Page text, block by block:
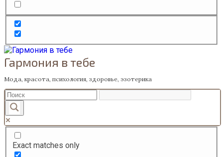
Гармония в тебе
Мода, красота, психология, здоровье, эзотерика
Exact matches only